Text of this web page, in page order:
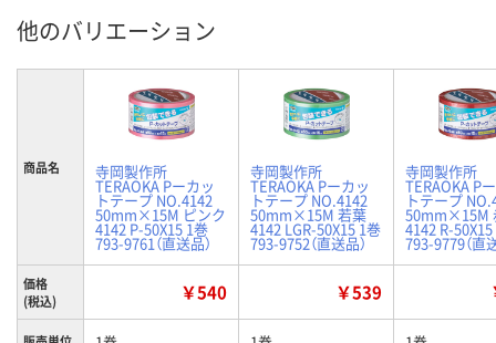
他のバリエーション
商品名 寺岡製作所
TERAOKA Pーカッ
トテープ NO.4142
50mm×15M ピンク
4142 P-50X15 1巻
793-9761（直送品）
寺岡製作所
TERAOKA Pーカッ
トテープ NO.4142
50mm×15M 若葉
4142 LGR-50X15 1巻
793-9752（直送品）
寺岡製作所
TERAOKA P
トテープ
50mm×15M
4142 R-
793-9779（直
価格
(税込)
￥540 ￥539